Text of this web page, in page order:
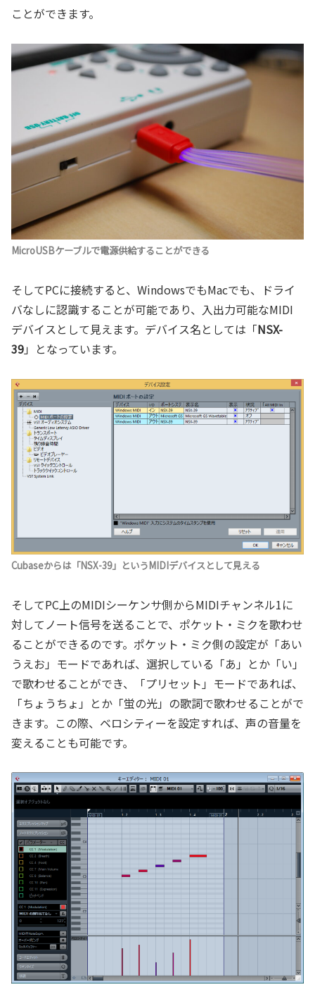
ことができます。
MicroUSBケーブルで電源供給することができる
そしてPCに接続すると、WindowsでもMacでも、ドライ
バなしに認識することが可能であり、入出力可能なMIDI
デバイスとして見えます。デバイス名としては「NSX-
39」となっています。
Cubaseからは「NSX-39」というMIDIデバイスとして見える
そしてPC上のMIDIシーケンサ側からMIDIチャンネル1に
対してノート信号を送ることで、ポケット・ミクを歌わせ
ることができるのです。ポケット・ミク側の設定が「あい
うえお」モードであれば、選択している「あ」とか「い」
で歌わせることができ、「プリセット」モードであれば、
「ちょうちょ」とか「蛍の光」の歌詞で歌わせることがで
きます。この際、ベロシティーを設定すれば、声の音量を
変えることも可能です。